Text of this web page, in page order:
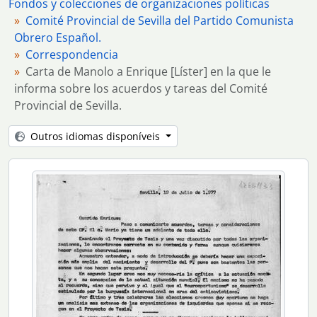
[Item] 36 - Respuesta de Enrique [Líster] a la carta de Manolo del 19 de julio.
[Item] 37 - Copia de la carta de Manolo a Mario.
[Item] 38 - Copia de la carta del Comité Provincial de Sevilla del PCOE a la Organización Comunista de España (Bandera Roja) en la que le solicita iniciar relaciones para actuar conjuntamente.
[Item] 39 - Carta del Comité Central del PCOE a las organizaciones del Partido en la que se inserta la circular informativa de la Comisión de Organización.
[Item] 40 - Copia de la carta del Comité Provincial de Sevilla del PCOE en la que se informa sobre la manifestación del 25 de septiembre. Acompaña recortes de prensa.
[Item] 41 - Carta de Manolo al Comité Provincial de Sevilla del [PCOE]
[Item] 43 - Carta dirigida a Manolo.
[Item] 44 - Carta de Enrique Líster al Comité Provincial del Partido en Sevilla en la que informa sobre la participación y celebración del X Congreso.
[Item] 46 - Carta de Enrique Líster a todas las organizaciones y comités del partido en la que informa sobre la preparación del Congreso.
[Item] 47 - Carta del Secretariado de Organización del Comité Provincial de Sevilla del PCOE a las Secretarias de Organización en la que especifica las tareas a realizar.
[Item] 48 - Carta en la que se solicita la liquidación de 1977.
[Item] 49 - Carta de Manuel Góngora a Manolo.
[Item] 50 - Carta de la Secretaría de Prensa y Propaganda del PCOE al Secretario del Comité de la Organización del PCOE en Sevilla en la que le informa sobre la constitución de la secretaría
[Item] 51 - Carta del Secretario de Organización del Comité Central del PCOE al Comité de la Organización del PCOE en Sevilla en la que le informa sobre la edición del libro de Enrique Líster “¡Basta!”. Acompaña invitación y hoja de pedido.
[Item] 52 - Carta del Comité Provincial de Sevilla del PCOE al director de ABC de Sevilla en la que aclara la posición del Comité respecto a un artículo publicado en ese diario.
[Item] 53 - Carta del Comité Central del PCOE a Manuel Góngora.
Fondos y colecciones de organizaciones políticas
Comité Provincial de Sevilla del Partido Comunista
Obrero Español.
Correspondencia
Carta de Manolo a Enrique [Líster] en la que le
informa sobre los acuerdos y tareas del Comité
Provincial de Sevilla.
Outros idiomas disponíveis